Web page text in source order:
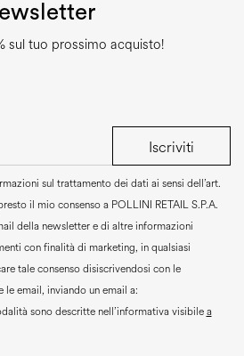
sul tuo prossimo acquisto!
Iscriviti
sul trattamento dei dati ai sensi dell’art.
il mio consenso a POLLINI RETAIL S.P.A.
della newsletter e di altre informazioni
con finalità di marketing, in qualsiasi
tale consenso disiscrivendosi con le
email, inviando un email a:
sono descritte nell’informativa visibilea